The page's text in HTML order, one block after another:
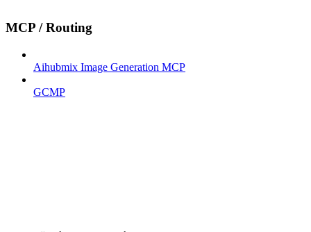
MCP / Routing
Aihubmix Image Generation MCP
GCMP